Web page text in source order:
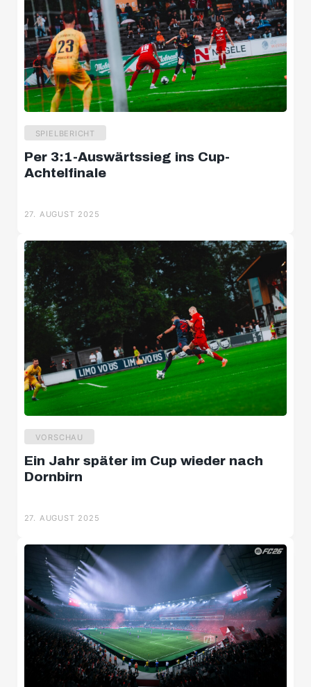
SPIELBERICHT
Per 3:1-Auswärtssieg ins Cup-
Achtelfinale
27. AUGUST 2025
VORSCHAU
Ein Jahr später im Cup wieder nach
Dornbirn
27. AUGUST 2025